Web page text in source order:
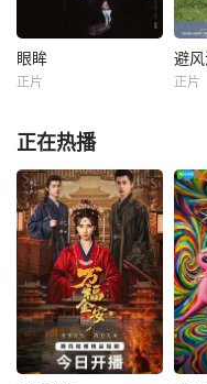
的
沈
格
变
眼眸
围绕因患有家族遗
传病而导致视力逐
渐丧失的摄影师瑞
真展开。在面对跨
越视力障碍、好不
容易成为陶艺家却
离奇身亡的双胞胎
妹妹瑞音时，瑞真
孤身一人踏上了挖
掘死亡真相的道
路，并在黑暗的边
眼眸
正片
国
的
音
在
的
辛
迫
疗
爱
终
避
正片
正在热播